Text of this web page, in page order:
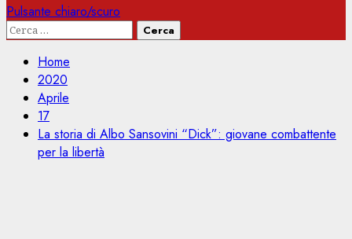
Pulsante chiaro/scuro
Ricerca
Home
2020
Aprile
17
La storia di Albo Sansovini “Dick”: giovane combattente
per la libertà